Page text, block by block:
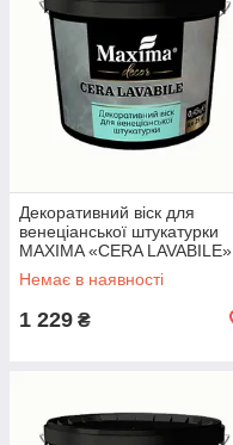
Декоративний віск для
венеціанської штукатурки
MAXIMA «CERA LAVABILE»
(0.45 кг)
Немає в наявності
1 229 ₴